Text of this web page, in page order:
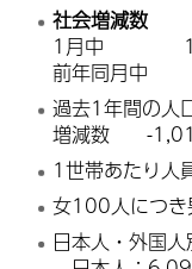
社会増減数
1月中
前年同月中
過去1年間の人
増減数 -
1世帯あたり
女100人につ
日本人・外国